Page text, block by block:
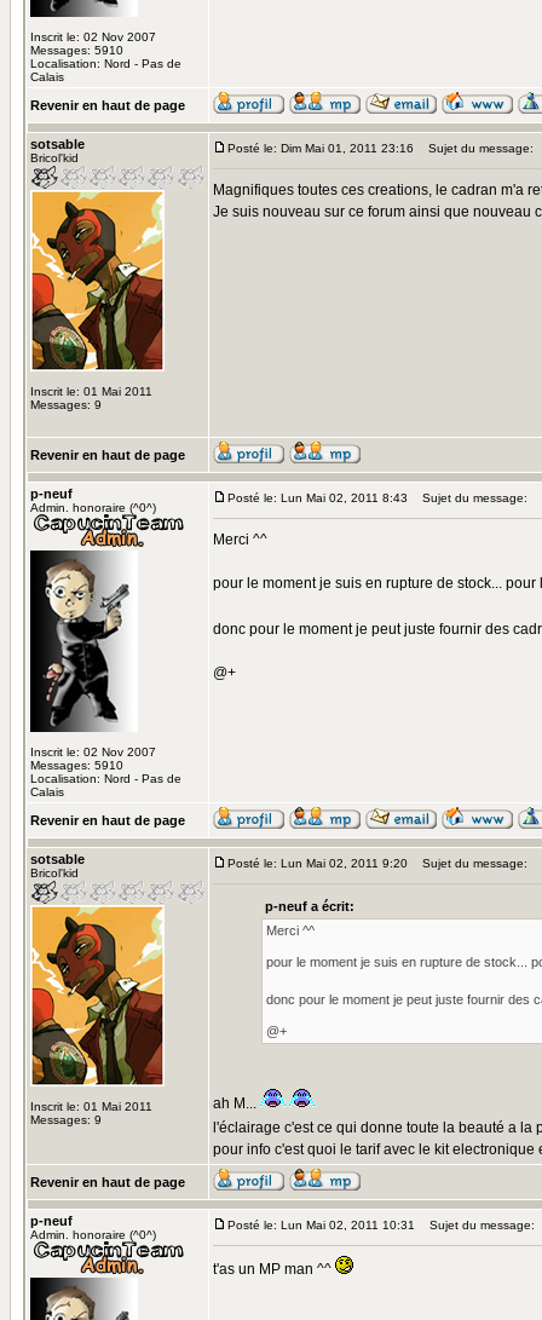
Inscrit le: 02 Nov 2007
Messages: 5910
Localisation: Nord - Pas de
Calais
Revenir en haut de page
sotsable
Bricol'kid
Inscrit le: 01 Mai 2011
Messages: 9
Posté le: Dim Mai 01, 2011 23:16 Sujet du message:
Magnifiques toutes ces creations, le cadran m'a
Je suis nouveau sur ce forum ainsi que nouveau
Revenir en haut de page
p-neuf
Admin. honoraire (^0^)
Inscrit le: 02 Nov 2007
Messages: 5910
Localisation: Nord - Pas de
Calais
Posté le: Lun Mai 02, 2011 8:43 Sujet du message:
Merci ^^
pour le moment je suis en rupture de stock... pour
donc pour le moment je peut juste fournir des
@+
Revenir en haut de page
sotsable
Bricol'kid
Inscrit le: 01 Mai 2011
Messages: 9
Posté le: Lun Mai 02, 2011 9:20 Sujet du message:
p-neuf a écrit:
Merci ^^
pour le moment je suis en rupture de stock...
donc pour le moment je peut juste fournir des
@+
ah M...
l'éclairage c'est ce qui donne toute la beauté a la
pour info c'est quoi le tarif avec le kit electronique
Revenir en haut de page
p-neuf
Admin. honoraire (^0^)
Posté le: Lun Mai 02, 2011 10:31 Sujet du message:
t'as un MP man ^^